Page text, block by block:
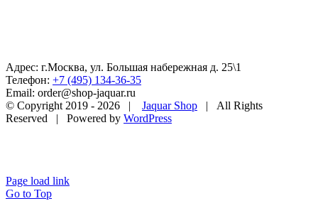
Адрес: г.Москва, ул. Большая набережная д. 25\1
Телефон: +7 (495) 134-36-35
Email: order@shop-jaquar.ru
© Copyright 2019 - 2026 | Jaquar Shop | All Rights
Reserved | Powered by WordPress
Page load link
Go to Top